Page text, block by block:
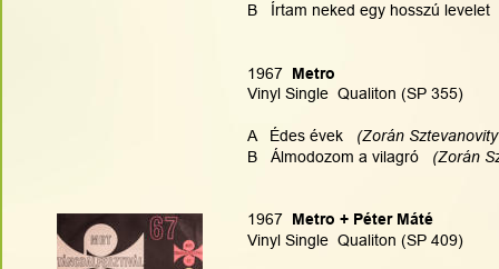
B   Írtam neked egy hosszú
1967 Metro
Vinyl Single  Qualiton (SP 355)
A   Édes évek
(Zorán
B   Álmodozom a vilagró (Zorán
1967 Metro + Péter Máté
Vinyl Single  Qualiton (SP 409)